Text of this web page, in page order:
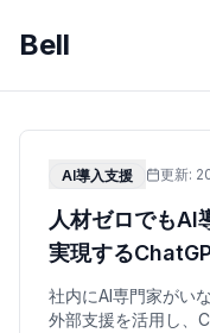
Bell
AI導入支援 更新:
人材ゼロでもAI
実現する
社内にAI専門家がい
外部支援を活用し、